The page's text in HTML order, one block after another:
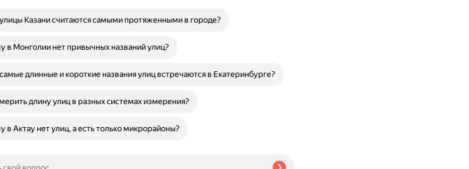
Казани считаются самыми протяженными в городе?
в Монголии нет привычных названий улиц?
длинные и короткие названия улиц встречаются в Екатеринбурге?
длину улиц в разных системах измерения?
в Актау нет улиц, а есть только микрорайоны?